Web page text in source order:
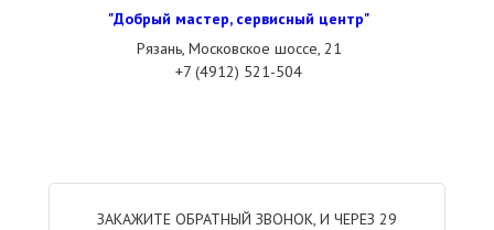
"Добрый мастер, сервисный центр"
Рязань, Московское шоссе, 21
+7 (4912) 521-504
ЗАКАЖИТЕ ОБРАТНЫЙ ЗВОНОК, И ЧЕРЕЗ 29